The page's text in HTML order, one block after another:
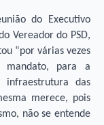
do Executivo
Vereador do PSD,
“por várias vezes
mandato, para a
das
merece, pois
não se entende